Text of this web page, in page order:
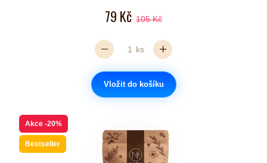
79 Kč 105 Kč
ks
Vložit do košíku
Akce -20%
Bestseller